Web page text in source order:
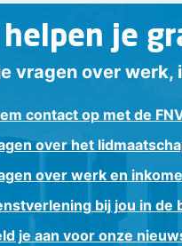
je
vragen over
contact op met de
over het
over werk en
bij jou in de
je aan voor onze